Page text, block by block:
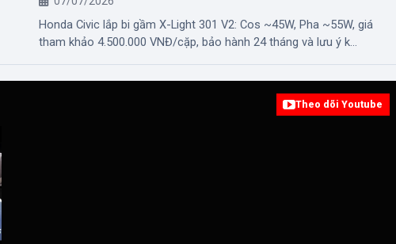
Honda Civic lắp bi gầm X-Light 301 V2: Cos ~45W, Pha ~55W, giá
tham khảo 4.500.000 VNĐ/cặp, bảo hành 24 tháng và lưu ý k...
Theo dõi Youtube